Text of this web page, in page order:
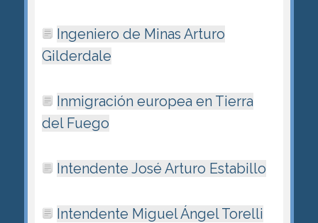
Ingeniero de Minas Arturo
Gilderdale
Inmigración europea en Tierra
del Fuego
Intendente José Arturo Estabillo
Intendente Miguel Ángel Torelli